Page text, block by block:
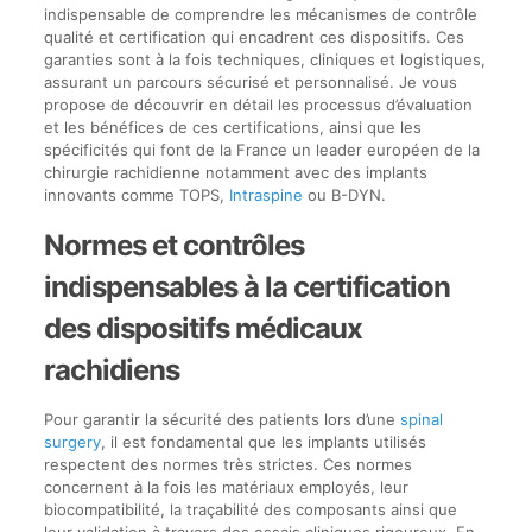
indispensable de comprendre les mécanismes de contrôle
qualité et certification qui encadrent ces dispositifs. Ces
garanties sont à la fois techniques, cliniques et logistiques,
assurant un parcours sécurisé et personnalisé. Je vous
propose de découvrir en détail les processus d’évaluation
et les bénéfices de ces certifications, ainsi que les
spécificités qui font de la France un leader européen de la
chirurgie rachidienne notamment avec des implants
innovants comme TOPS, Intraspine ou B-DYN.
Normes et contrôles
indispensables à la certification
des dispositifs médicaux
rachidiens
Pour garantir la sécurité des patients lors d’une spinal
surgery, il est fondamental que les implants utilisés
respectent des normes très strictes. Ces normes
concernent à la fois les matériaux employés, leur
biocompatibilité, la traçabilité des composants ainsi que